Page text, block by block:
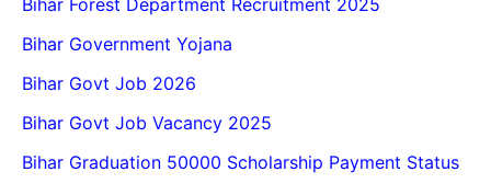
Bihar Forest Department Recruitment 2025
Bihar Government Yojana
Bihar Govt Job 2026
Bihar Govt Job Vacancy 2025
Bihar Graduation 50000 Scholarship Payment Status